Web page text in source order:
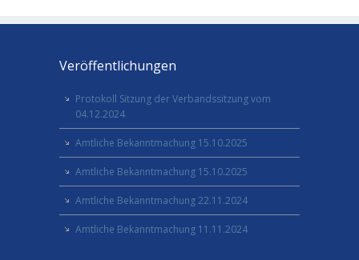
Veröffentlichungen
Protokoll Sitzung der Verbandssitzung vom
04.12.2024
Amtliche Bekanntmachung 15.10.2025
Amtliche Bekanntmachung 15.10.2025
Amtliche Bekanntmachung 22.11.2024
Amtliche Bekanntmachung 11.11.2024